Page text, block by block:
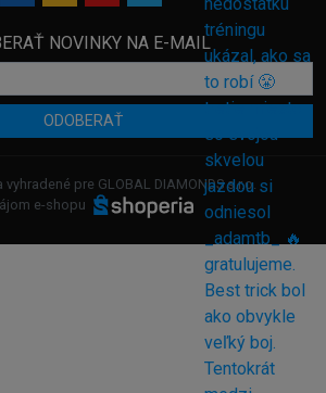
NOVINKY NA E-MAIL
ODOBERAŤ
pre GLOBAL DIAMONDS s.r.o.
e-shopu